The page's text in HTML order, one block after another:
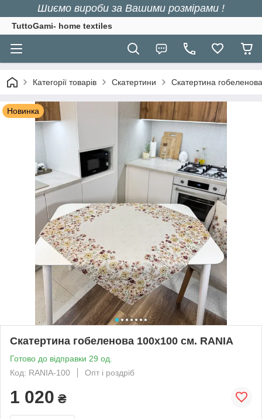
Шиємо вироби за Вашими розмірами !
TuttoGami- home textiles
Категорії товарів Скатертини Скатертина
Новинка
Скатертина гобеленова 100х100 см. RANIA
Готово до відправки 29 од.
Код: RANIA-100
Опт і роздріб
1 020 ₴